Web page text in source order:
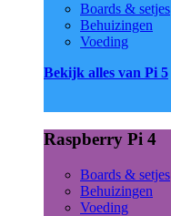
Boards & setjes
Behuizingen
Voeding
Bekijk alles van Pi 5
Raspberry Pi 4
Boards & setjes
Behuizingen
Voeding